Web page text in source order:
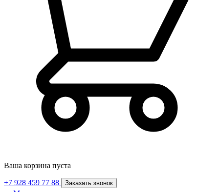
Ваша корзина пуста
+7 928 459 77 88 Заказать звонок